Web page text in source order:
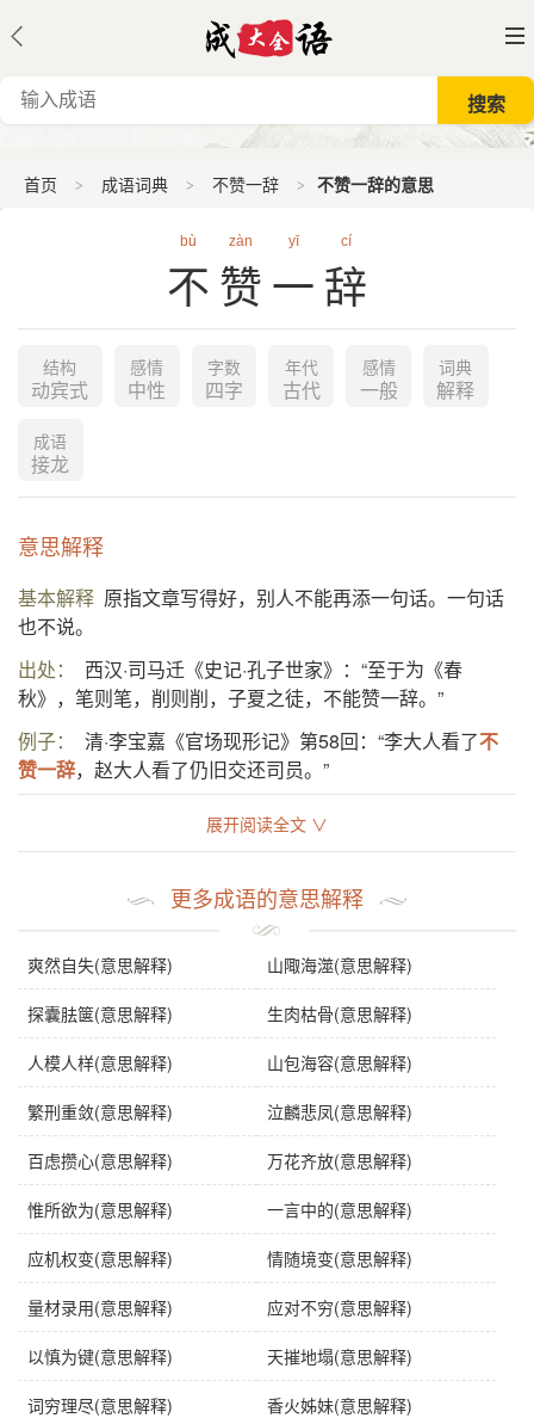
首页 成语词典 不赞一辞 不赞一辞的意思
bù zàn yī cí
不赞一辞
结构
动宾式
感情
中性
字数
四字
年代
古代
感情
一般
词典
解释
成语
接龙
意思解释
基本解释 原指文章写得好，别人不能再添一句话。一句话
也不说。
出处：
西汉·司马迁《史记·孔子世家》：“至于为《春
秋》，笔则笔，削则削，子夏之徒，不能赞一辞。”
例子：
清·李宝嘉《官场现形记》第58回：“李大人看了不
赞一辞，赵大人看了仍旧交还司员。”
注音 ㄅㄨˋ ㄗㄢˋ 一 ㄘˊ
繁体 不贊一辭
感情 不赞一辞是中性词。
用法 作谓语；指一言不发。
近义词 不赞一词
英语 make no comment
字义分解
bù fǒu
不
zàn
赞
yī
一 辞
展开阅读全文 ∨
更多成语的意思解释
爽然自失(意思解释) 山陬海澨(意思解释)
探囊胠箧(意思解释) 生肉枯骨(意思解释)
人模人样(意思解释) 山包海容(意思解释)
繁刑重敛(意思解释) 泣麟悲凤(意思解释)
百虑攒心(意思解释) 万花齐放(意思解释)
惟所欲为(意思解释) 一言中的(意思解释)
应机权变(意思解释) 情随境变(意思解释)
量材录用(意思解释) 应对不穷(意思解释)
以慎为键(意思解释) 天摧地塌(意思解释)
词穷理尽(意思解释) 香火姊妹(意思解释)